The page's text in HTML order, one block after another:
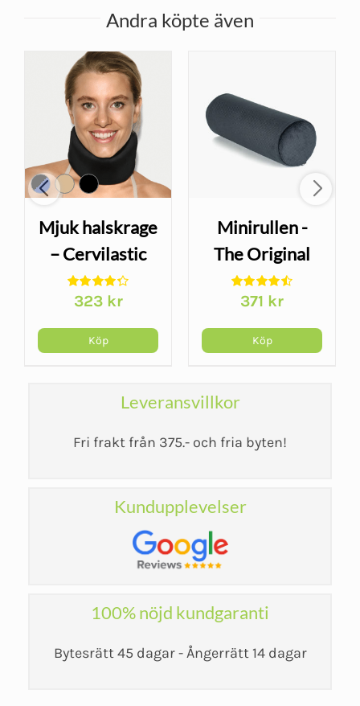
Andra köpte även
Mjuk halskrage
– Cervilastic
323 kr
Köp
Minirullen -
The Original
McKenzie
371 kr
Köp
Leveransvillkor
Fri frakt från 375.- och fria byten!
Kundupplevelser
100% nöjd kundgaranti
Bytesrätt 45 dagar - Ångerrätt 14 dagar